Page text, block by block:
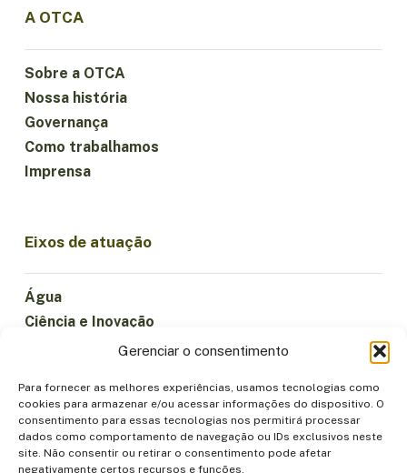
Gerenciar o consentimento
Para fornecer as melhores experiências, usamos tecnologias como
cookies para armazenar e/ou acessar informações do dispositivo. O
consentimento para essas tecnologias nos permitirá processar
dados como comportamento de navegação ou IDs exclusivos neste
site. Não consentir ou retirar o consentimento pode afetar
negativamente certos recursos e funções.
A OTCA
Sobre a OTCA
Nossa história
Governança
Como trabalhamos
Imprensa
Eixos de atuação
Água
Ciência e Inovação
Florestas e Biodiversidade
Institucionalidade
Participação
Povos Indígenas